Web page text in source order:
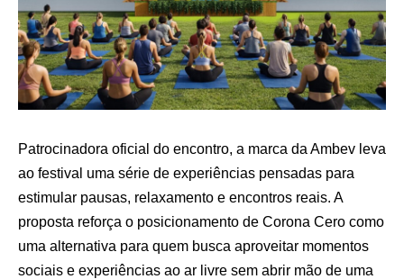
Patrocinadora oficial do encontro, a marca da Ambev leva
ao festival uma série de experiências pensadas para
estimular pausas, relaxamento e encontros reais. A
proposta reforça o posicionamento de Corona Cero como
uma alternativa para quem busca aproveitar momentos
sociais e experiências ao ar livre sem abrir mão de uma